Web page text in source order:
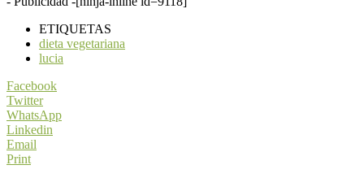
ETIQUETAS
dieta vegetariana
lucia
Facebook
Twitter
WhatsApp
Linkedin
Email
Print